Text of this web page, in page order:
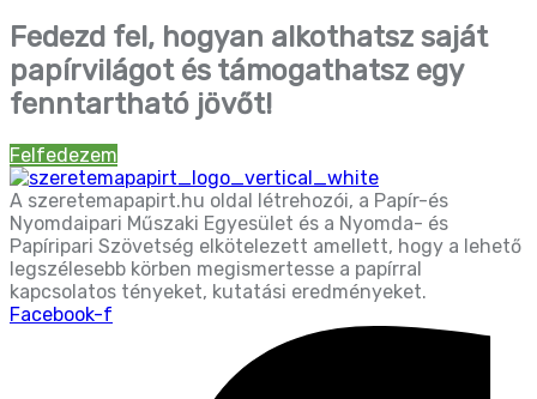
Fedezd fel, hogyan alkothatsz saját
papírvilágot és támogathatsz egy
fenntartható jövőt!
Felfedezem
A szeretemapapirt.hu oldal létrehozói, a Papír-és
Nyomdaipari Műszaki Egyesület és a Nyomda- és
Papíripari Szövetség elkötelezett amellett, hogy a lehető
legszélesebb körben megismertesse a papírral
kapcsolatos tényeket, kutatási eredményeket.
Facebook-f